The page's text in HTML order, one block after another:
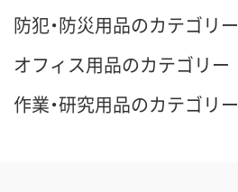
防犯・防災用品のカテゴリー
オフィス用品のカテゴリー
作業・研究用品のカテゴリー